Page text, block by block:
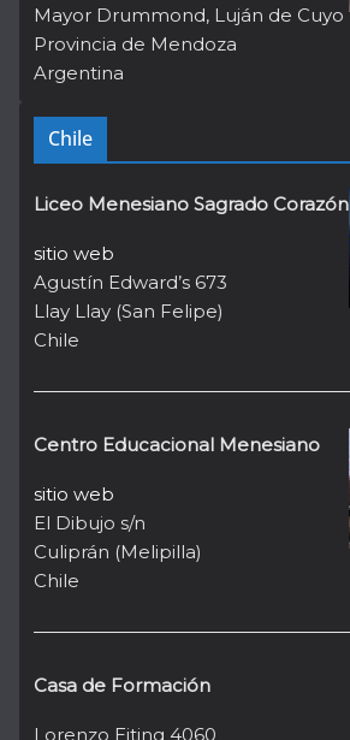
Mayor Drummond, Luján de Cuyo
Provincia de Mendoza
Argentina
Chile
Liceo Menesiano Sagrado Corazón
sitio web
Agustín Edward’s 673
Llay Llay (San Felipe)
Chile
Centro Educacional Menesiano
sitio web
El Dibujo s/n
Culiprán (Melipilla)
Chile
Casa de Formación
Lorenzo Eiting 4060